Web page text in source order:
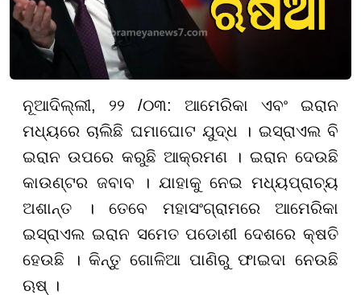
ନୂଆଦିଲ୍ଲୀ, ୨୨ /୦୩: ଆମେରିକା ଏବଂ ଇରାନ
ମଧ୍ୟରେ ଚାଲିଛି ଘମାଘୋଟ ଯୁଦ୍ଧ । ଇସ୍ରାଏଲ ବି
ଇରାନ ଉପରେ କରୁଛି ଆକ୍ରମଣ । ଇରାନ ଦେଉଛି
କାଉଣ୍ଟର ଜବାବ । ଯାହାକୁ ନେଇ ମଧ୍ୟପ୍ରାଚ୍ୟ
ଅଶାନ୍ତ । ତେବେ ମହାସଂଗ୍ରାମରେ ଆମେରିକା
ଇସ୍ରାଏଲ ଇରାନ ସମେତ ପଡୋଶୀ ଦେଶରେ କ୍ଷତି
ହେଉଛି । କିନ୍ତୁ ଗୋଳିଆ ପାଣିରୁ ଫାଇଦା ନେଉଛି
ଋଷ୍ ।